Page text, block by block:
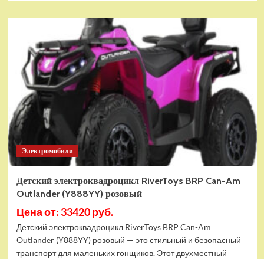
Детский
электроквадроцикл
RiverToys
BRP
Can-
Am
Renegade
красный
Электромобили
Детский электроквадроцикл RiverToys BRP Can-Am
Outlander (Y888YY) розовый
Цена от: 33420 руб.
Детский электроквадроцикл RiverToys BRP Can-Am
Outlander (Y888YY) розовый — это стильный и безопасный
транспорт для маленьких гонщиков. Этот двухместный